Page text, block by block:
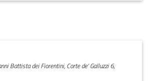
Battista dei Fiorentini, Corte de' Galluzzi 6,